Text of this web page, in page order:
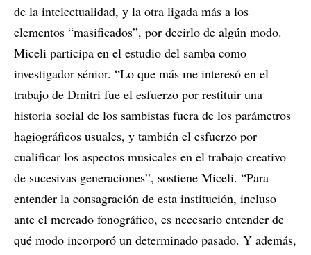
de la intelectualidad, y la otra ligada más a los
elementos “masificados”, por decirlo de algún modo.
Miceli participa en el estudio del samba como
investigador sénior. “Lo que más me interesó en el
trabajo de Dmitri fue el esfuerzo por restituir una
historia social de los sambistas fuera de los parámetros
hagiográficos usuales, y también el esfuerzo por
cualificar los aspectos musicales en el trabajo creativo
de sucesivas generaciones”, sostiene Miceli. “Para
entender la consagración de esta institución, incluso
ante el mercado fonográfico, es necesario entender de
qué modo incorporó un determinado pasado. Y además,